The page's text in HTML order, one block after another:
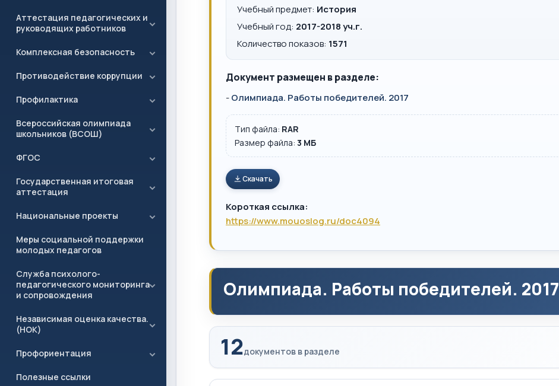
Аттестация педагогических и
руководящих работников
Комплексная безопасность
Противодействие коррупции
Профилактика
Всероссийская олимпиада
школьников (ВСОШ)
ФГОС
Государственная итоговая
аттестация
Национальные проекты
Меры социальной поддержки
молодых педагогов
Служба психолого-
педагогического мониторинга
и сопровождения
Независимая оценка качества.
(НОК)
Профориентация
Полезные ссылки
Учебный предмет: История
Учебный год: 2017-2018 уч.г.
Количество показов: 1571
Документ размещен в разделе:
-Олимпиада. Работы победителей. 2017
Тип файла: RAR
Размер файла: 3 MБ
Скачать
Короткая ссылка:
https://www.mouoslog.ru/doc4094
Олимпиада. Работы победителей. 2017
12документов в разделе